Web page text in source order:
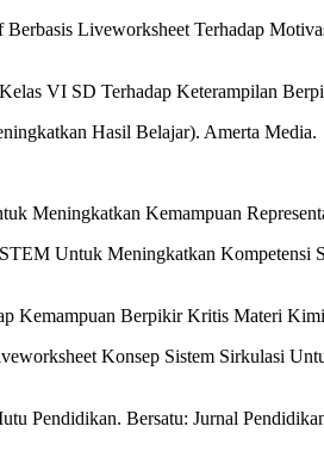
Liveworksheet Terhadap
VI SD Terhadap Keterampilan
Hasil Belajar). Amerta Media.
Meningkatkan Kemampuan
Untuk Meningkatkan Kompetensi
Kemampuan Berpikir Kritis Materi
Konsep Sistem Sirkulasi
Pendidikan. Bersatu: Jurnal